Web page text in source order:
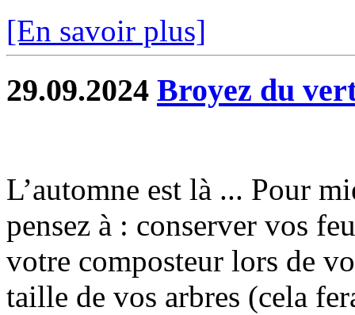
[En savoir plus]
29.09.2024 Broyez du
L’automne est là ... Pour
pensez à : conserver vos
votre composteur lors de
taille de vos arbres (cela